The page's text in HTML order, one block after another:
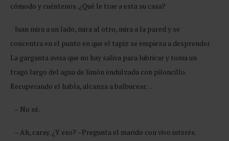
cómodo y cuéntenos. ¿Qué le trae a esta su casa?
Juan mira a un lado, mira al otro, mira a la pared y se
concentra en el punto en que el tapiz se empieza a desprender.
La garganta avisa que no hay saliva para lubricar y toma un
trago largo del agua de limón endulzada con piloncillo.
Recuperando el habla, alcanza a balbucear…
– No sé.
– Ah, caray. ¿Y eso? –Pregunta el marido con vivo interés.